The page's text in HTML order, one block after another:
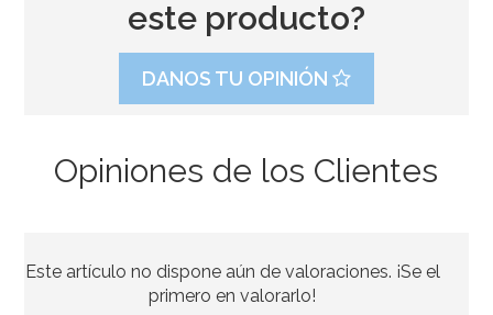
2,95€
este producto?
DANOS TU OPINIÓN
Opiniones de los Clientes
Este artículo no dispone aún de valoraciones. ¡Se el
primero en valorarlo!